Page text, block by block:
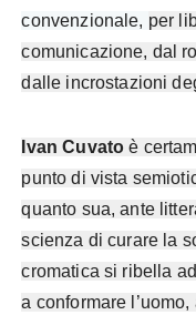
convenzionale, per
comunicazione, dal
dalle incrostazioni
Ivan Cuvato è
punto di vista
quanto sua, ante
scienza di curare la
cromatica si ribella
a conformare